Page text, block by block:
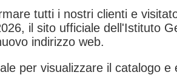
tutti i nostri clienti e
il sito ufficiale dell'Istituto
indirizzo web.
per visualizzare il catalogo e